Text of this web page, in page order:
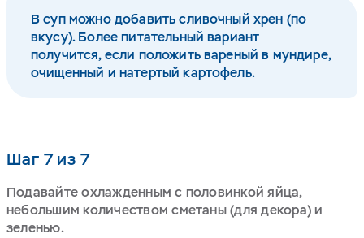
В суп можно добавить сливочный хрен (по
вкусу). Более питательный вариант
получится, если положить вареный в мундире,
очищенный и натертый картофель.
Шаг 7 из 7
Подавайте охлажденным с половинкой яйца,
небольшим количеством сметаны (для декора) и
зеленью.